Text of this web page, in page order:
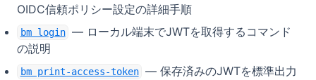
OIDC信頼ポリシー設定の詳細手順
bm login — ローカル端末でJWTを取得するコマンド
の説明
bm print-access-token — 保存済みのJWTを標準出力